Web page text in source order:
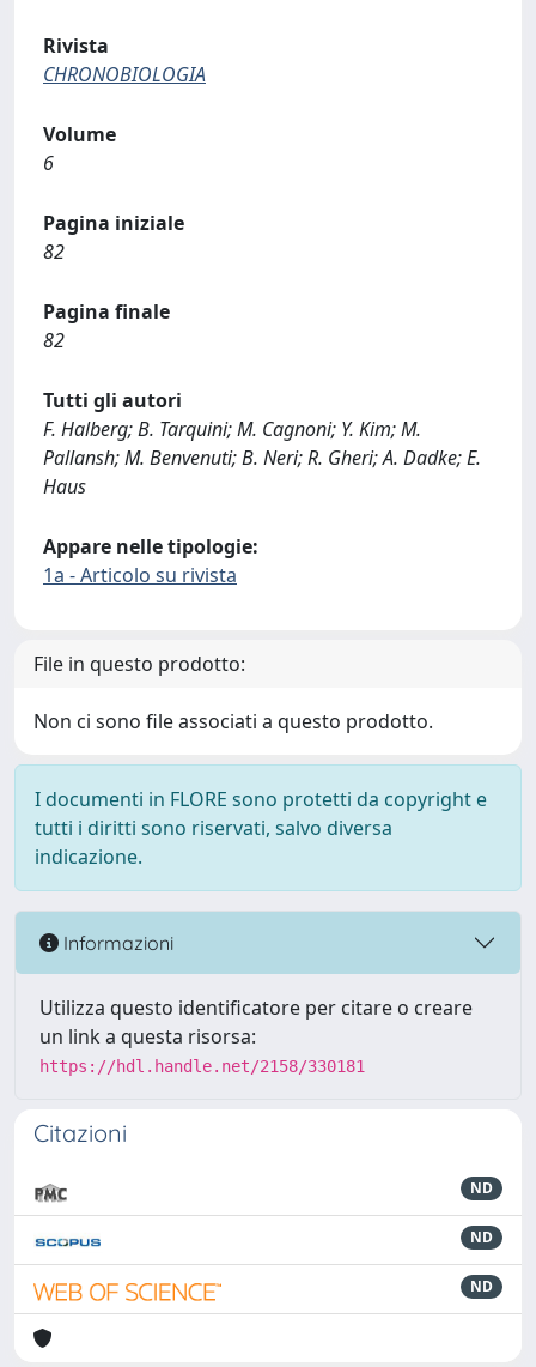
Rivista
CHRONOBIOLOGIA
Volume
6
Pagina iniziale
82
Pagina finale
82
Tutti gli autori
F. Halberg; B. Tarquini; M. Cagnoni; Y. Kim; M.
Pallansh; M. Benvenuti; B. Neri; R. Gheri; A. Dadke; E.
Haus
Appare nelle tipologie:
1a - Articolo su rivista
File in questo prodotto:
Non ci sono file associati a questo prodotto.
I documenti in FLORE sono protetti da copyright e
tutti i diritti sono riservati, salvo diversa
indicazione.
Informazioni
Utilizza questo identificatore per citare o creare
un link a questa risorsa:
https://hdl.handle.net/2158/330181
Citazioni
ND
ND
ND